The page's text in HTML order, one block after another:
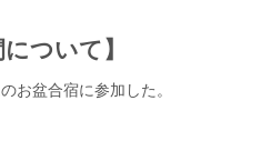
ついて】
お盆合宿に参加した。